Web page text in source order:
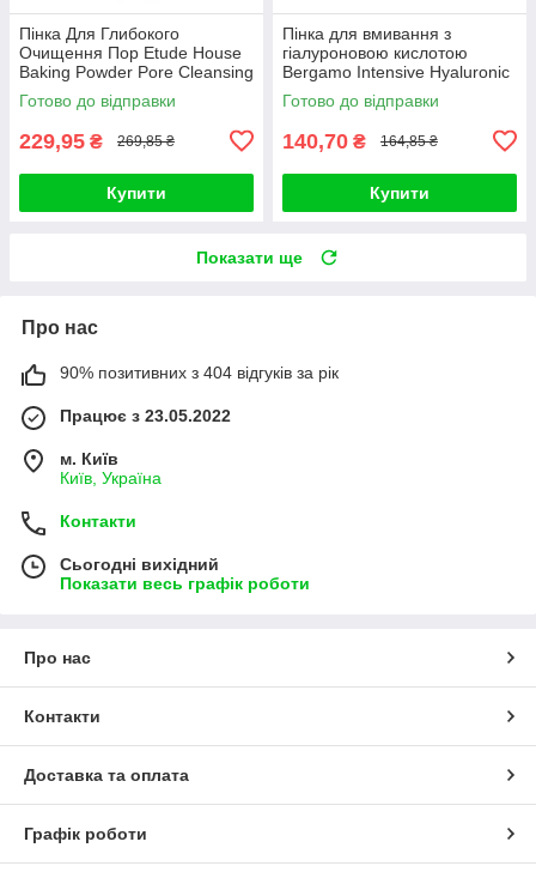
Пінка Для Глибокого
Очищення Пор Etude House
Baking Powder Pore Cleansing
Foam 160ml
Готово до відправки
229,95 ₴ 269,85 ₴
Купити
Пінка для вмивання з
гіалуроновою кислотою
Bergamo Intensive Hyaluronic
Acid Cleanser Foam 120ml
Готово до відправки
140,70 ₴ 164,85 ₴
Купити
Показати ще
Про нас
90% позитивних з 404 відгуків за рік
Працює з 23.05.2022
м. Київ
Київ, Україна
Контакти
Сьогодні вихідний
Показати весь графік роботи
Про нас
Контакти
Доставка та оплата
Графік роботи